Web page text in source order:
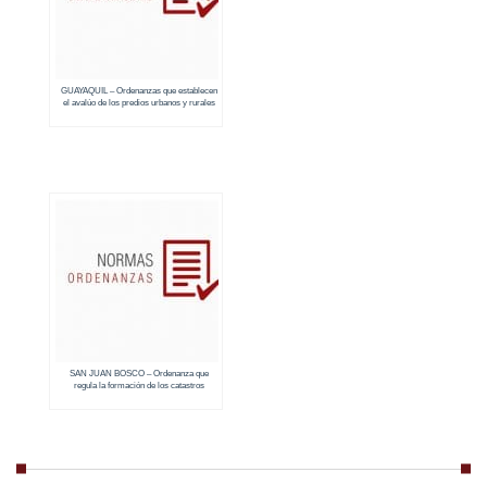
GUAYAQUIL – Ordenanzas que establecen
el avalúo de los predios urbanos y rurales
SAN JUAN BOSCO – Ordenanza que
regula la formación de los catastros